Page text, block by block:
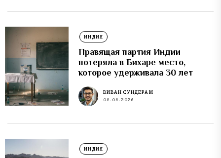
ИНДИЯ
Правящая партия Индии
потеряла в Бихаре место,
которое удерживала 30 лет
ВИВАН СУНДЕРАМ
08.08.2026
ИНДИЯ